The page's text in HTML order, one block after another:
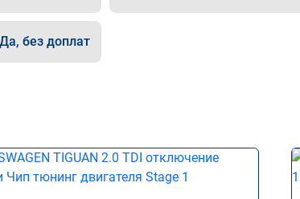
Да, без доплат